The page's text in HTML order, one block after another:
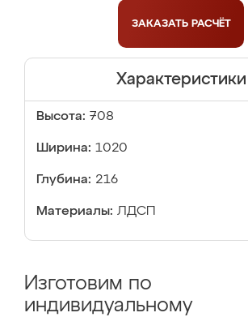
ЗАКАЗАТЬ РАСЧЁТ
Характеристики
Высота: 708
Ширина: 1020
Глубина: 216
Материалы: ЛДСП
Изготовим по
индивидуальному